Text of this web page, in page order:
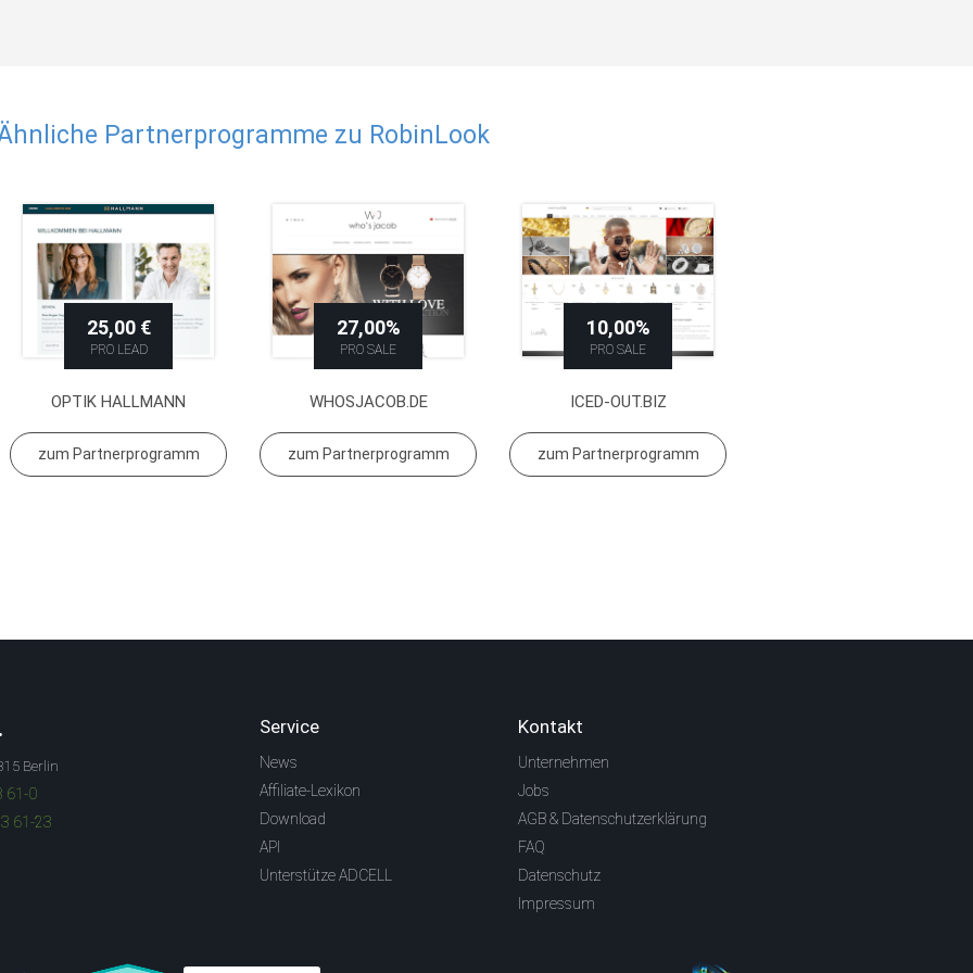
Partnerprogramme zu RobinLook
25,00 €
PRO LEAD
OPTIK HALLMANN
zum Partnerprogramm
27,00%
PRO SALE
WHOSJACOB.DE
zum Partnerprogramm
10,00%
PRO SALE
ICED-OUT.BIZ
zum Partnerprogramm
Berlin
61-0
61-23
Service
News
Affiliate-Lexikon
Download
API
Unterstütze ADCELL
Kontakt
Unternehmen
Jobs
AGB & Datenschutzerklärung
FAQ
Datenschutz
Impressum